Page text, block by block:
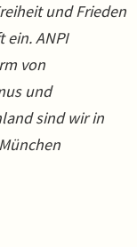
und Frieden
ein. ANPI
von
und
sind wir in